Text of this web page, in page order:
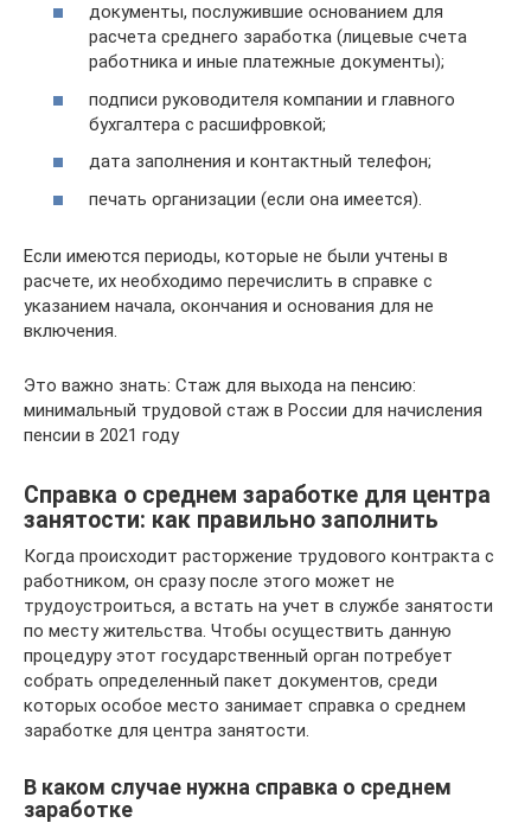
документы, послужившие основанием для
расчета среднего заработка (лицевые счета
работника и иные платежные документы);
подписи руководителя компании и главного
бухгалтера с расшифровкой;
дата заполнения и контактный телефон;
печать организации (если она имеется).
Если имеются периоды, которые не были учтены в
расчете, их необходимо перечислить в справке с
указанием начала, окончания и основания для не
включения.
Это важно знать: Стаж для выхода на пенсию:
минимальный трудовой стаж в России для начисления
пенсии в 2021 году
Справка о среднем заработке для центра
занятости: как правильно заполнить
Когда происходит расторжение трудового контракта с
работником, он сразу после этого может не
трудоустроиться, а встать на учет в службе занятости
по месту жительства. Чтобы осуществить данную
процедуру этот государственный орган потребует
собрать определенный пакет документов, среди
которых особое место занимает справка о среднем
заработке для центра занятости.
В каком случае нужна справка о среднем
заработке